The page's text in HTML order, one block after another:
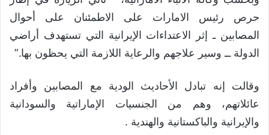
حرص رئيس الامارات على الاطمئنان على أحوال
المصابين ـ إثر الاعتداءات الإيرانية التي تستهدف أراضي
الدولة ــ وسير علاجهم والرعاية اللازمة التي يحظون بها.”
وقالت إنه تبادل الأحاديث الودية مع المصابين وأفراد
عائلاتهم، وهم من الجنسيات الإماراتية والسودانية
والإيرانية والباكستانية والهندية .